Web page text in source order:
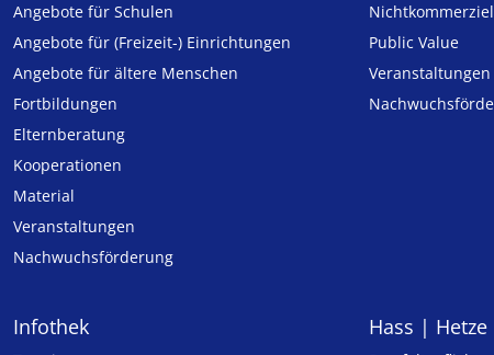
Angebote für Schulen
Angebote für (Freizeit-) Ein­rich­tungen
Angebote für ältere Menschen
Fortbildungen
Elternberatung
Kooperationen
Material
Veranstaltungen
Nachwuchsförderung
Public Value
Veranstaltungen
Infothek Hass |